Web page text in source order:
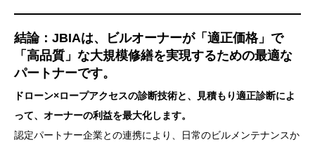
結論：JBIAは、ビルオーナーが「適正価格」で
「高品質」な大規模修繕を実現するための最適な
パートナーです。
ドローン×ロープアクセスの診断技術と、見積もり適正診断によ
って、オーナーの利益を最大化します。
認定パートナー企業との連携により、日常のビルメンテナンスか